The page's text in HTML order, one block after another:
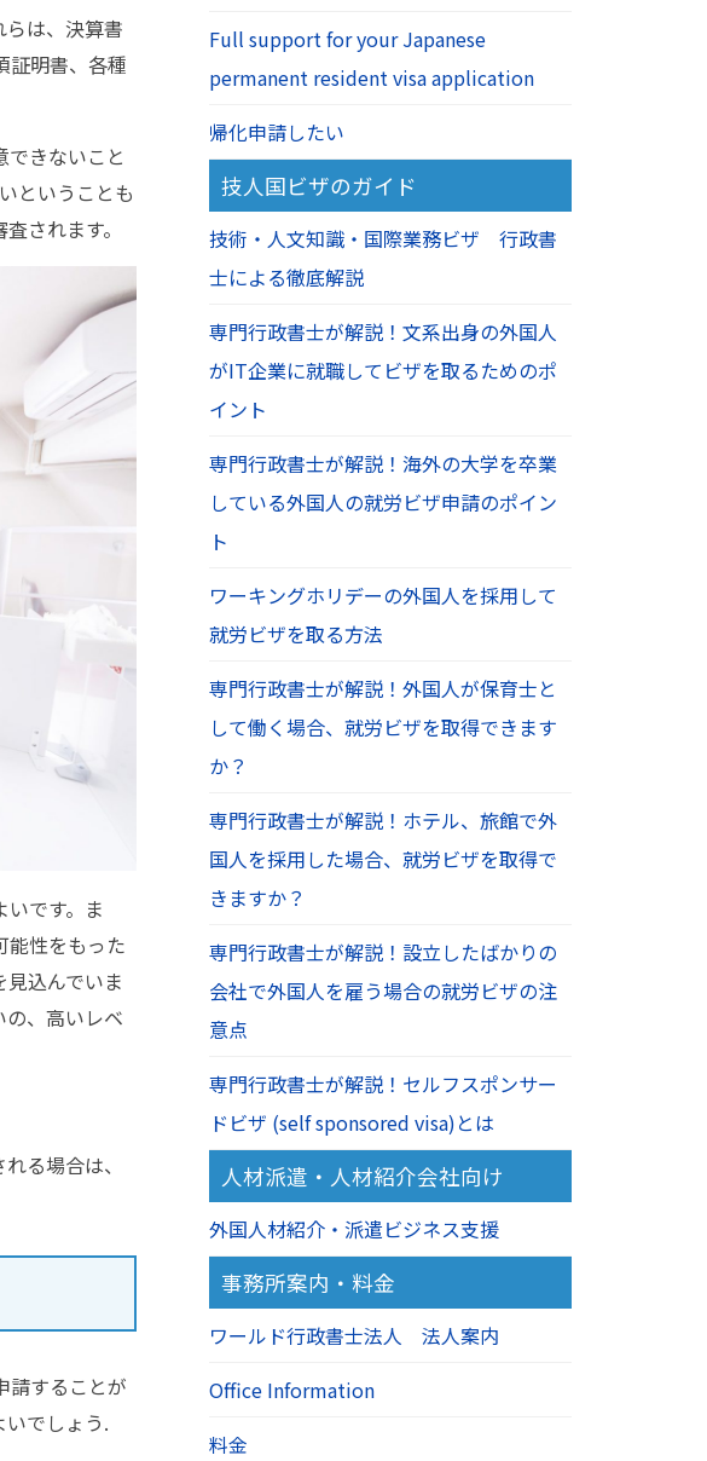
は、決算書
証明書、各種
きないこと
ということも
されます。
です。ま
能性をもった
込んでいま
、高いレベ
る場合は、
請することが
でしょう.
Full support for your Japanese
permanent resident visa application
帰化申請したい
技人国ビザのガイド
技術・人文知識・国際業務ビザ 行政書
士による徹底解説
専門行政書士が解説！文系出身の外国人
がIT企業に就職してビザを取るためのポ
イント
専門行政書士が解説！海外の大学を卒業
している外国人の就労ビザ申請のポイン
ト
ワーキングホリデーの外国人を採用して
就労ビザを取る方法
専門行政書士が解説！外国人が保育士と
して働く場合、就労ビザを取得できます
か？
専門行政書士が解説！ホテル、旅館で外
国人を採用した場合、就労ビザを取得で
きますか？
専門行政書士が解説！設立したばかりの
会社で外国人を雇う場合の就労ビザの注
意点
専門行政書士が解説！セルフスポンサー
ドビザ (self sponsored visa)とは
人材派遣・人材紹介会社向け
外国人材紹介・派遣ビジネス支援
事務所案内・料金
ワールド行政書士法人 法人案内
Office Information
料金